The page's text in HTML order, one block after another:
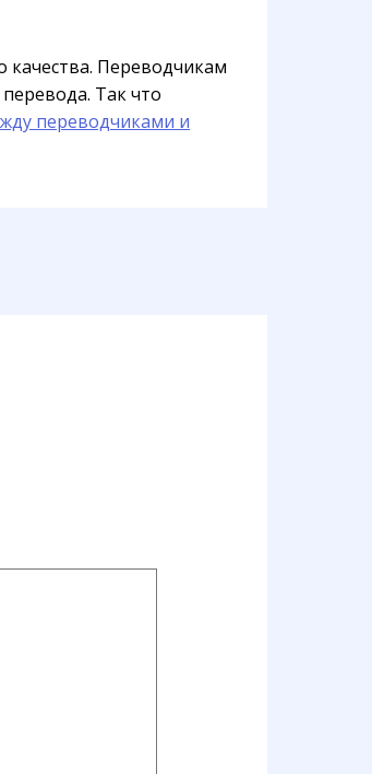
качества. Переводчикам
Так что
переводчиками и